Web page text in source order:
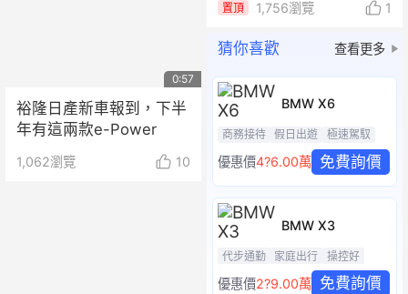
0:57
裕隆日產新車報到，下半
年有這兩款e-Power
1,062瀏覽 10
置頂 1,756瀏覽 1
猜你喜歡 查看更多
BMW X6
商務接待 假日出遊 極速駕馭
優惠價4?6.00萬 免費詢價
BMW X3
代步通勤 家庭出行 操控好
優惠價2?9.00萬 免費詢價